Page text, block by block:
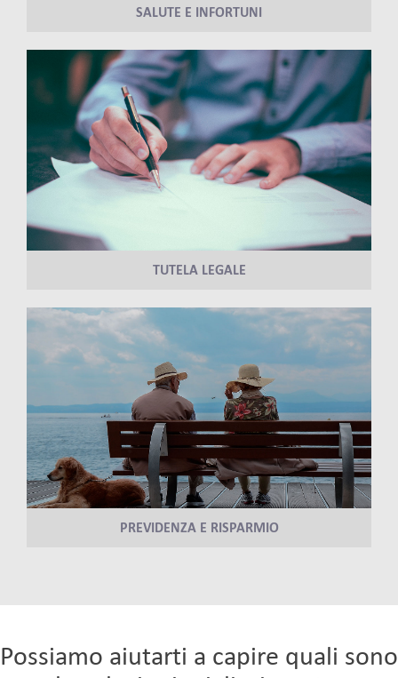
SALUTE E INFORTUNI
TUTELA LEGALE
PREVIDENZA E RISPARMIO
Possiamo aiutarti a capire quali sono